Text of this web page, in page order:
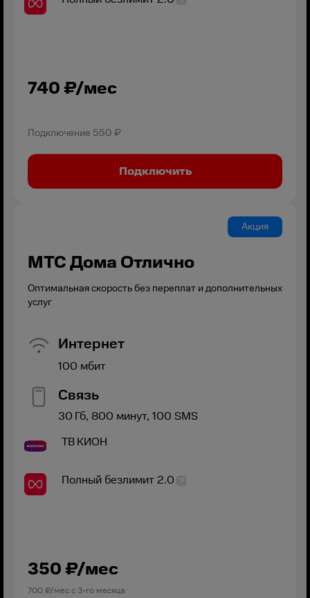
740 ₽/мес
Подключение 550 ₽
Подключить
Акция
МТС Дома Отлично
Оптимальная скорость без переплат и дополнительных
услуг
Интернет
100 мбит
Связь
30 Гб, 800 минут, 100 SMS
ТВКИОН
Полный безлимит 2.0
350 ₽/мес
700₽/мес с 3-го месяца